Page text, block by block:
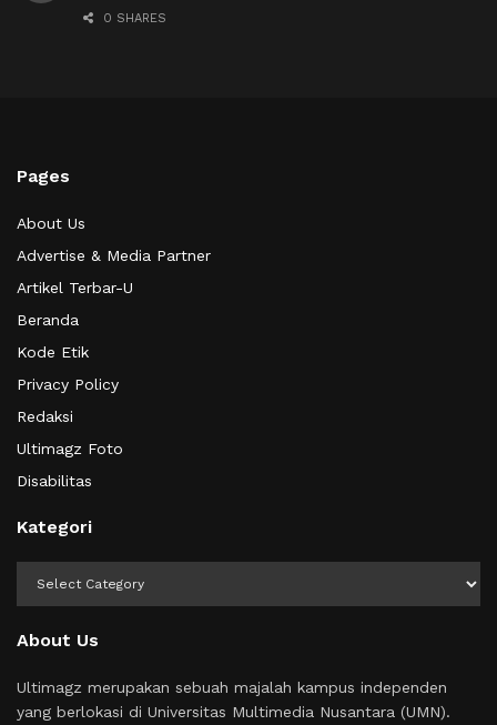
0 SHARES
Pages
About Us
Advertise & Media Partner
Artikel Terbar-U
Beranda
Kode Etik
Privacy Policy
Redaksi
Ultimagz Foto
Disabilitas
Kategori
About Us
Ultimagz merupakan sebuah majalah kampus independen
yang berlokasi di Universitas Multimedia Nusantara (UMN).